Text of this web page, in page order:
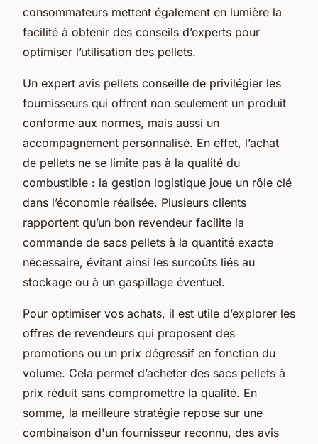
consommateurs mettent également en lumière la
facilité à obtenir des conseils d’experts pour
optimiser l’utilisation des pellets.
Un expert avis pellets conseille de privilégier les
fournisseurs qui offrent non seulement un produit
conforme aux normes, mais aussi un
accompagnement personnalisé. En effet, l’achat
de pellets ne se limite pas à la qualité du
combustible : la gestion logistique joue un rôle clé
dans l’économie réalisée. Plusieurs clients
rapportent qu’un bon revendeur facilite la
commande de sacs pellets à la quantité exacte
nécessaire, évitant ainsi les surcoûts liés au
stockage ou à un gaspillage éventuel.
Pour optimiser vos achats, il est utile d’explorer les
offres de revendeurs qui proposent des
promotions ou un prix dégressif en fonction du
volume. Cela permet d’acheter des sacs pellets à
prix réduit sans compromettre la qualité. En
somme, la meilleure stratégie repose sur une
combinaison d'un fournisseur reconnu, des avis